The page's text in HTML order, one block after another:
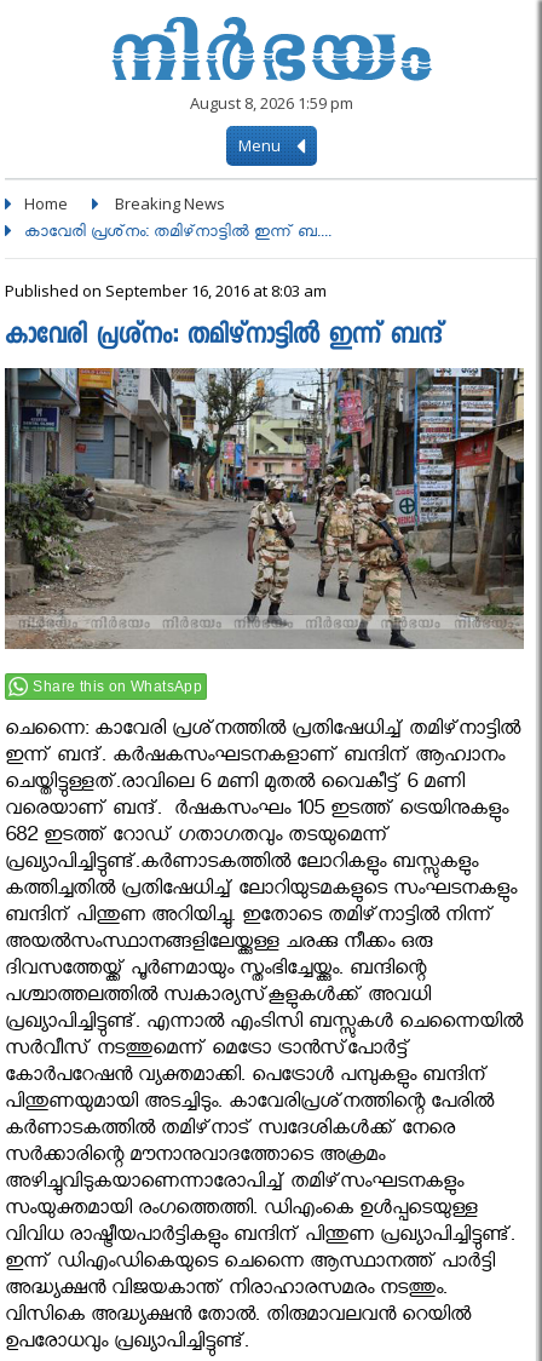
August 8, 2026 1:59 pm
Menu
Home Breaking News
കാവേരി പ്രശ്‌നം: തമിഴ്‌നാട്ടില്‍ ഇന്ന് ബ....
Published on September 16, 2016 at 8:03 am
കാവേരി പ്രശ്‌നം: തമിഴ്‌നാട്ടില്‍ ഇന്ന് ബന്ദ്
Share this on WhatsApp
ചെന്നൈ: കാവേരി പ്രശ്‌നത്തില്‍ പ്രതിഷേധിച്ച് തമിഴ്‌നാട്ടില്‍
ഇന്ന് ബന്ദ്. കര്‍ഷകസംഘടനകളാണ് ബന്ദിന് ആഹ്വാനം
ചെയ്തിട്ടുള്ളത്.രാവിലെ 6 മണി മുതല്‍ വൈകീട്ട് 6 മണി
വരെയാണ് ബന്ദ്. ര്‍ഷകസംഘം 105 ഇടത്ത് ട്രെയിനുകളും
682 ഇടത്ത് റോഡ് ഗതാഗതവും തടയുമെന്ന്
പ്രഖ്യാപിച്ചിട്ടുണ്ട്.കര്‍ണാടകത്തില്‍ ലോറികളും ബസ്സുകളും
കത്തിച്ചതില്‍ പ്രതിഷേധിച്ച് ലോറിയുടമകളുടെ സംഘടനകളും
ബന്ദിന് പിന്തുണ അറിയിച്ചു. ഇതോടെ തമിഴ്‌നാട്ടില്‍ നിന്ന്
അയല്‍സംസ്ഥാനങ്ങളിലേയ്ക്കുള്ള ചരക്കു നീക്കം ഒരു
ദിവസത്തേയ്ക്ക് പൂര്‍ണമായും സ്തംഭിച്ചേയ്ക്കും. ബന്ദിന്റെ
പശ്ചാത്തലത്തില്‍ സ്വകാര്യസ്‌കൂളുകള്‍ക്ക് അവധി
പ്രഖ്യാപിച്ചിട്ടുണ്ട്. എന്നാല്‍ എംടിസി ബസ്സുകള്‍ ചെന്നൈയില്‍
സര്‍വീസ് നടത്തുമെന്ന് മെട്രോ ട്രാന്‍സ്‌പോര്‍ട്ട്
കോര്‍പറേഷന്‍ വ്യക്തമാക്കി. പെട്രോള്‍ പമ്പുകളും ബന്ദിന്
പിന്തുണയുമായി അടച്ചിടും. കാവേരിപ്രശ്‌നത്തിന്റെ പേരില്‍
കര്‍ണാടകത്തില്‍ തമിഴ്‌നാട് സ്വദേശികള്‍ക്ക് നേരെ
സര്‍ക്കാരിന്റെ മൗനാനുവാദത്തോടെ അക്രമം
അഴിച്ചുവിടുകയാണെന്നാരോപിച്ച് തമിഴ്‌സംഘടനകളും
സംയുക്തമായി രംഗത്തെത്തി. ഡിഎംകെ ഉള്‍പ്പടെയുള്ള
വിവിധ രാഷ്ട്രീയപാര്‍ട്ടികളും ബന്ദിന് പിന്തുണ പ്രഖ്യാപിച്ചിട്ടുണ്ട്.
ഇന്ന് ഡിഎംഡികെയുടെ ചെന്നൈ ആസ്ഥാനത്ത് പാര്‍ട്ടി
അദ്ധ്യക്ഷന്‍ വിജയകാന്ത് നിരാഹാരസമരം നടത്തും.
വിസികെ അദ്ധ്യക്ഷന്‍ തോല്‍. തിരുമാവലവന്‍ റെയില്‍
ഉപരോധവും പ്രഖ്യാപിച്ചിട്ടുണ്ട്.